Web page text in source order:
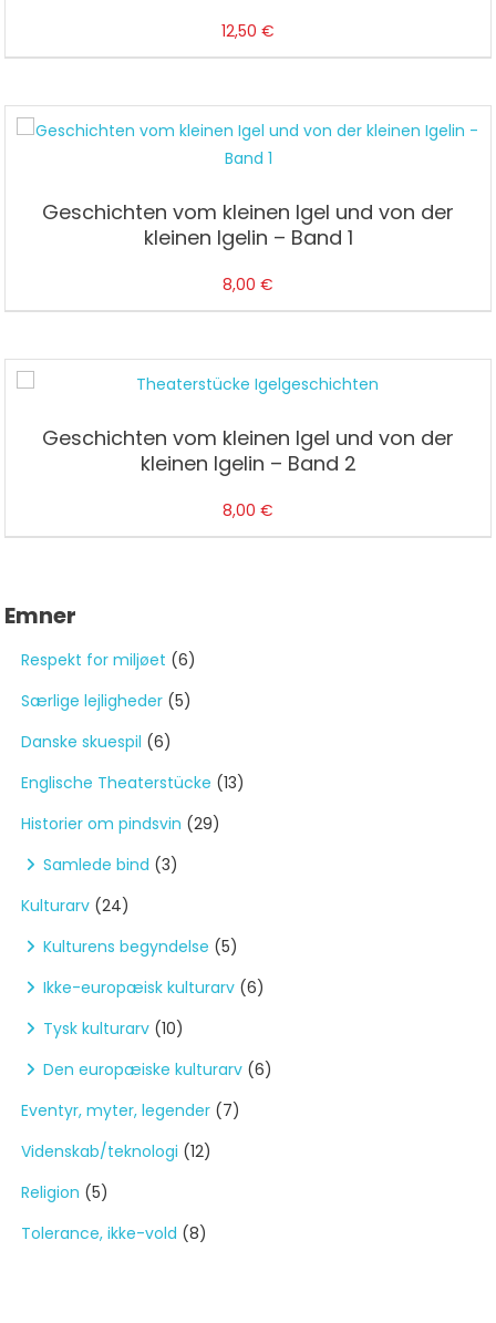
12,50 €
Geschichten vom kleinen Igel und von der
kleinen Igelin – Band 1
8,00 €
Geschichten vom kleinen Igel und von der
kleinen Igelin – Band 2
8,00 €
Emner
Respekt for miljøet (6)
Særlige lejligheder (5)
Danske skuespil (6)
Englische Theaterstücke (13)
Historier om pindsvin (29)
Samlede bind (3)
Kulturarv (24)
Kulturens begyndelse (5)
Ikke-europæisk kulturarv (6)
Tysk kulturarv (10)
Den europæiske kulturarv (6)
Eventyr, myter, legender (7)
Videnskab/teknologi (12)
Religion (5)
Tolerance, ikke-vold (8)